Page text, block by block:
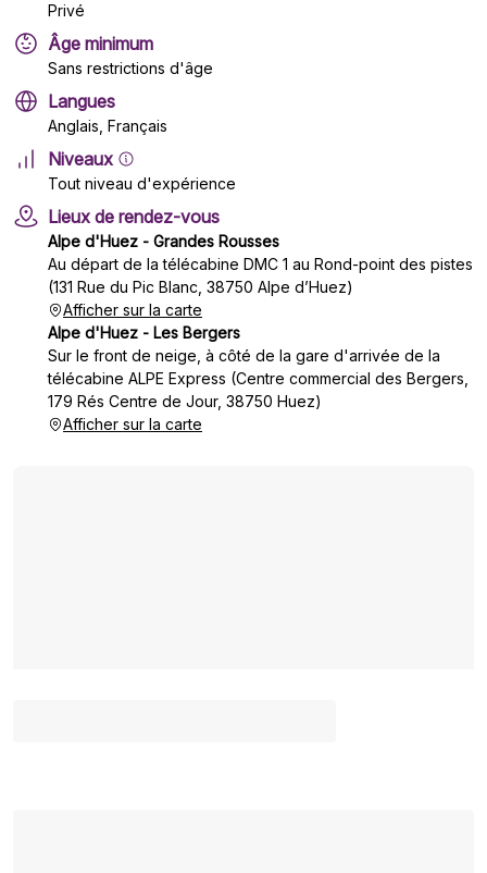
Privé
Âge minimum
Sans restrictions d'âge
Langues
Anglais, Français
Niveaux
Tout niveau d'expérience
Lieux de rendez-vous
Alpe d'Huez - Grandes Rousses
Au départ de la télécabine DMC 1 au Rond-point des pistes
(131 Rue du Pic Blanc, 38750 Alpe d’Huez)
Afficher sur la carte
Alpe d'Huez - Les Bergers
Sur le front de neige, à côté de la gare d'arrivée de la
télécabine ALPE Express (Centre commercial des Bergers,
179 Rés Centre de Jour, 38750 Huez)
Afficher sur la carte